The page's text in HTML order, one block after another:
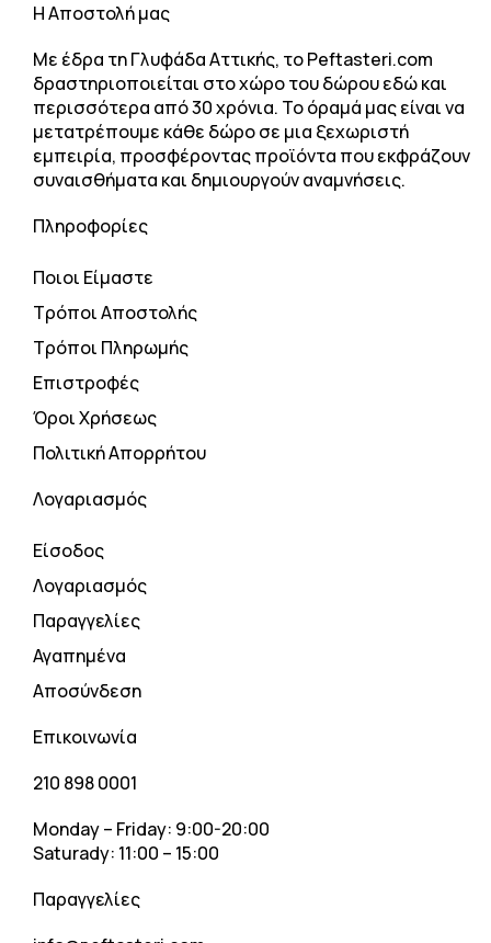
H Αποστολή μας
Με έδρα τη Γλυφάδα Αττικής, το Peftasteri.com
δραστηριοποιείται στο χώρο του δώρου εδώ και
περισσότερα από 30 χρόνια. Το όραμά μας είναι να
μετατρέπουμε κάθε δώρο σε μια ξεχωριστή
εμπειρία, προσφέροντας προϊόντα που εκφράζουν
συναισθήματα και δημιουργούν αναμνήσεις.
Πληροφορίες
Ποιοι Είμαστε
Τρόποι Αποστολής
Τρόποι Πληρωμής
Επιστροφές
Όροι Χρήσεως
Πολιτική Απορρήτου
Λογαριασμός
Είσοδος
Λογαριασμός
Παραγγελίες
Αγαπημένα
Αποσύνδεση
Επικοινωνία
210 898 0001
Monday – Friday: 9:00-20:00
Saturady: 11:00 – 15:00
Παραγγελίες